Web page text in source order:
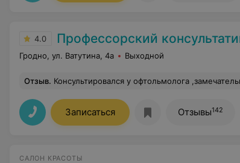
4.0 Профессорский консультативный
Гродно, ул. Ватутина, 4а Выходной
Отзыв. Консультировался у офтольмолога
Записаться Отзывы142
САЛОН КРАСОТЫ